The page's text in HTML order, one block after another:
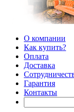
О компании
Как купить?
Оплата
Доставка
Гарантия
Контакты